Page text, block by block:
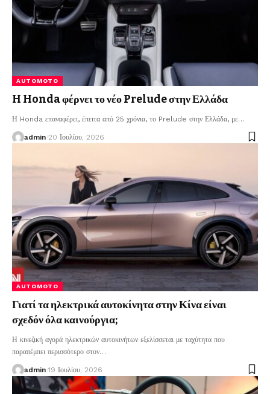
AUTOMOTO
H Honda φέρνει το νέο Prelude στην Ελλάδα
Η Honda επαναφέρει, έπειτα από 25 χρόνια, το Prelude στην Ελλάδα, με…
admin 20 Ιουλίου, 2026
AUTOMOTO
Γιατί τα ηλεκτρικά αυτοκίνητα στην Κίνα είναι
σχεδόν όλα καινούργια;
Η κινεζική αγορά ηλεκτρικών αυτοκινήτων εξελίσσεται με ταχύτητα που
παραπέμπει περισσότερο στον…
admin 19 Ιουλίου, 2026